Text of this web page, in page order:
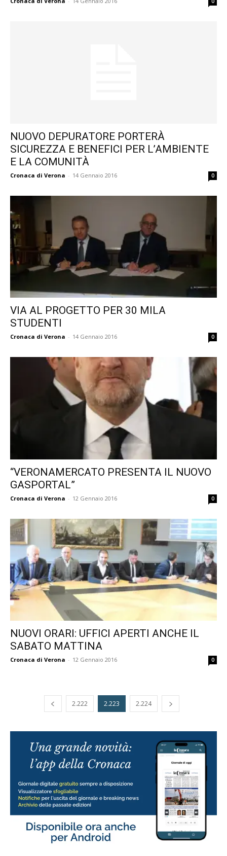
NUOVO DEPURATORE PORTERÀ
SICUREZZA E BENEFICI PER L’AMBIENTE
E LA COMUNITÀ
Cronaca di Verona - 14 Gennaio 2016 0
VIA AL PROGETTO PER 30 MILA
STUDENTI
Cronaca di Verona - 14 Gennaio 2016 0
“VERONAMERCATO PRESENTA IL NUOVO
GASPORTAL”
Cronaca di Verona - 12 Gennaio 2016 0
NUOVI ORARI: UFFICI APERTI ANCHE IL
SABATO MATTINA
Cronaca di Verona - 12 Gennaio 2016 0
2.222 2.223 2.224